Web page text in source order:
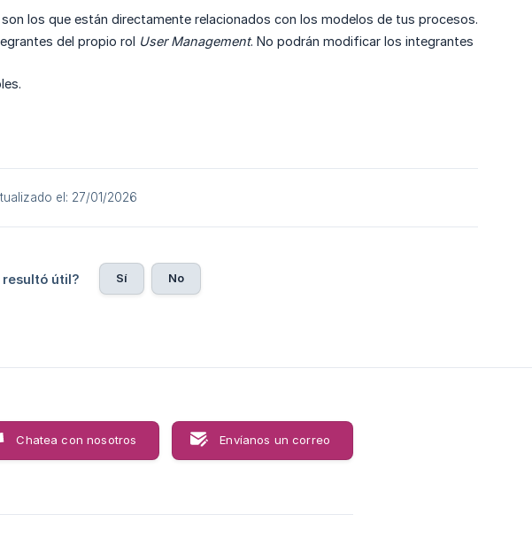
los que están directamente relacionados con los modelos de tus procesos.
del propio rol User Management. No podrán modificar los integrantes
el: 27/01/2026
útil? Sí No
Chatea con nosotros Envíanos un correo